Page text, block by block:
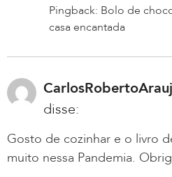
Pingback: Bolo de
casa encantada
disse:
Gosto de cozinhar e o livro
muito nessa Pandemia.